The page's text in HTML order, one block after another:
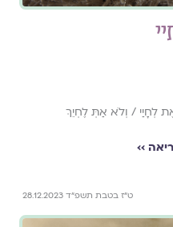
לְחָיַי / וְלֹא אַתְּ לֶחְיֵךְ
››
ט״ז בטבת תשפ״ד 28.12.2023